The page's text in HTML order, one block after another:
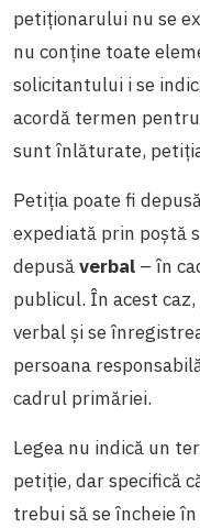
petiționarului nu se
nu conține toate
solicitantului i se
acordă termen
sunt înlăturate,
Petiția poate fi
expediată prin poștă
depusăverbal – în
publicul. În acest
verbal și se
persoana
cadrul primăriei.
Legea nu indică un
petiție, dar specifică
trebui să se încheie